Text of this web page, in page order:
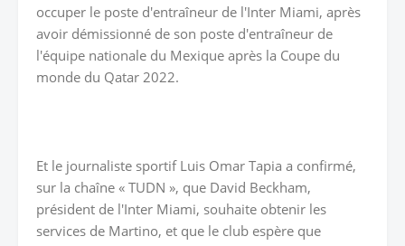
occuper le poste d'entraîneur de l'Inter Miami, après
avoir démissionné de son poste d'entraîneur de
l'équipe nationale du Mexique après la Coupe du
monde du Qatar 2022.
Et le journaliste sportif Luis Omar Tapia a confirmé,
sur la chaîne « TUDN », que David Beckham,
président de l'Inter Miami, souhaite obtenir les
services de Martino, et que le club espère que